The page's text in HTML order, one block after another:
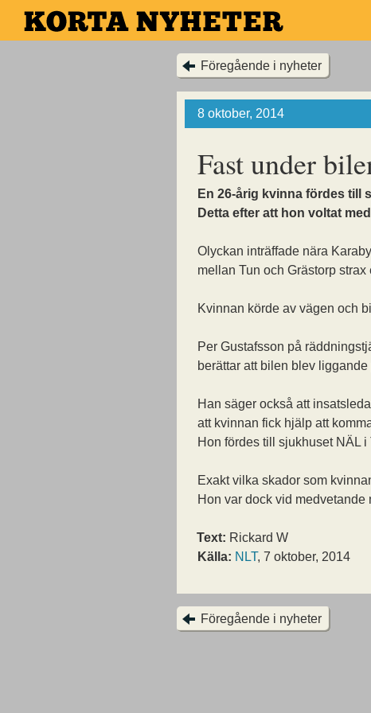
Hoppa
till
Föregående i nyheter
8 oktober, 2014
Fast under
En 26-årig kvinna fördes till
Detta efter att hon voltat
Olyckan inträffade nära
mellan Tun och Grästorp strax
Kvinnan körde av vägen och
Per Gustafsson på
berättar att bilen blev liggande
Han säger också att
att kvinnan fick hjälp att
Hon fördes till sjukhuset NÄL i
Exakt vilka skador som
Hon var dock vid medvetande
Text: Rickard W
Källa: NLT, 7 oktober, 2014
Föregående i nyheter